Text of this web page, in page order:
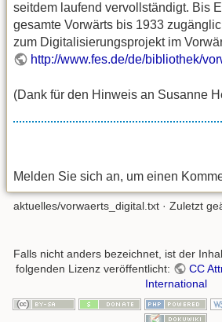
seitdem laufend vervollständigt. Bis
gesamte Vorwärts bis 1933
zum Digitalisierungsprojekt im
http://www.fes.de/de/bibliothek/
(Dank für den Hinweis an Susanne
Melden Sie sich an, um einen
aktuelles/vorwaerts_digital.txt · Zuletzt
Falls nicht anders bezeichnet, ist der
folgenden Lizenz veröffentlicht:
CC
International